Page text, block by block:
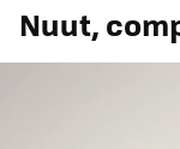
Nuut,